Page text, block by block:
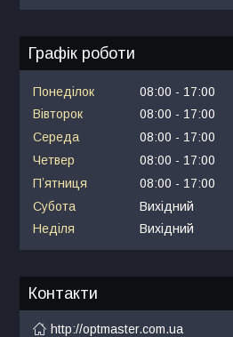
Графік роботи
Понеділок 08:00
17:00
Вівторок
08:00
17:00
Середа
08:00
17:00
Четвер
08:00
17:00
Пʼятниця
08:00
17:00
Субота
Вихідний
Неділя
Вихідний
Контакти
http://optmaster.com.ua